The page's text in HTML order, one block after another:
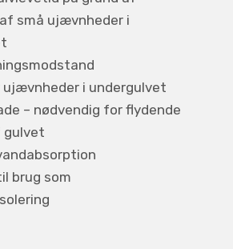
små ujævnheder i
ujævnheder i undergulvet
– nødvendig for flydende
gulvet
brug som